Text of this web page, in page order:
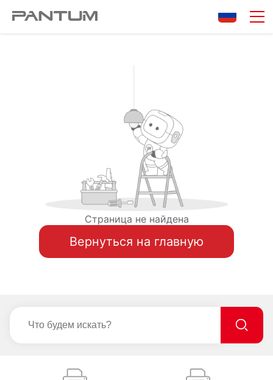
Страница не найдена
Вернуться на главную